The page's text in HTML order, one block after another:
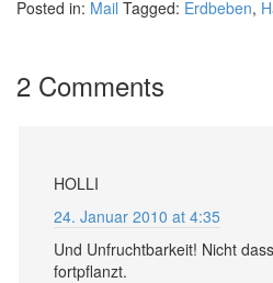
Posted in: Mail Tagged: Erdbeben,
2 Comments
HOLLI
24. Januar 2010 at 4:35
Und Unfruchtbarkeit! Nicht
fortpflanzt.